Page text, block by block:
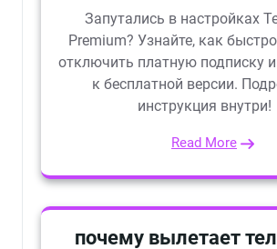
Запутались в настройках
Premium? Узнайте, как
отключить платную подписку и
к бесплатной версии.
инструкция внутри!
Read More
почему вылетает